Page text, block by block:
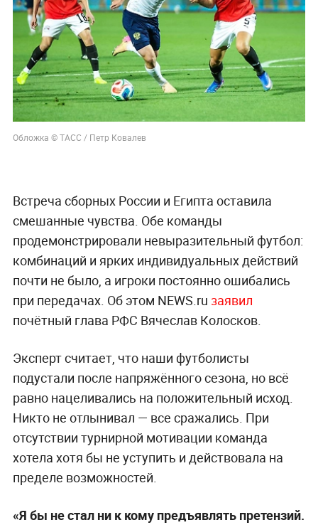
Обложка © ТАСС / Петр Ковалев
Встреча сборных России и Египта оставила
смешанные чувства. Обе команды
продемонстрировали невыразительный футбол:
комбинаций и ярких индивидуальных действий
почти не было, а игроки постоянно ошибались
при передачах. Об этом NEWS.ru заявил
почётный глава РФС Вячеслав Колосков.
Эксперт считает, что наши футболисты
подустали после напряжённого сезона, но всё
равно нацеливались на положительный исход.
Никто не отлынивал — все сражались. При
отсутствии турнирной мотивации команда
хотела хотя бы не уступить и действовала на
пределе возможностей.
«Я бы не стал ни к кому предъявлять претензий.